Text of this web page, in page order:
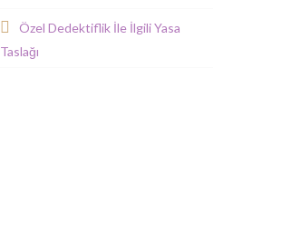
Özel Dedektiflik İle İlgili Yasa
Taslağı